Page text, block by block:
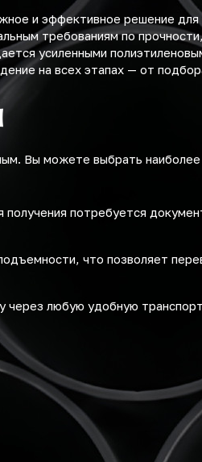
и эффективное решение для
требованиям по
усиленными
на всех этапах — от
Вы можете выбрать
потребуется
что позволяет
через любую удобную